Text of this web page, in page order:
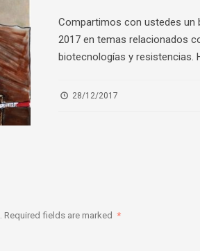
Compartimos con ustedes un
2017 en temas relacionados
biotecnologías y resistencias.
28/12/2017
Required fields are marked *